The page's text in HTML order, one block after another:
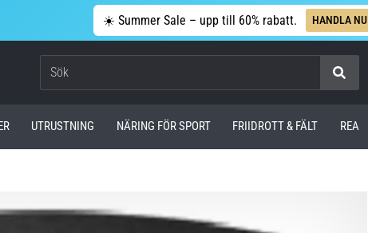
☀️ Summer Sale – upp till 60% rabatt. HANDLA NU
UTRUSTNING NÄRING FÖR SPORT FRIIDROTT & FÄLT REA